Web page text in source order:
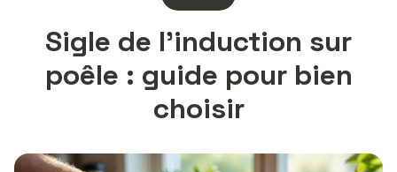
Sigle de l’induction sur
poêle : guide pour bien
choisir